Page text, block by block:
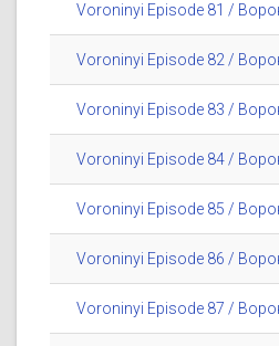
Voroninyi Episode 81 /
Voroninyi Episode 82 /
Voroninyi Episode 83 /
Voroninyi Episode 84 /
Voroninyi Episode 85 /
Voroninyi Episode 86 /
Voroninyi Episode 87 /